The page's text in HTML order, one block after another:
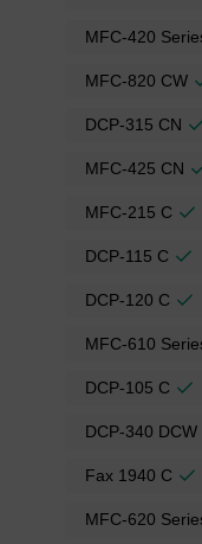
MFC-420
MFC-820 CW
DCP-315 CN
MFC-425 CN
MFC-215 C
DCP-115 C
DCP-120 C
MFC-610
DCP-105 C
DCP-340 DCW
Fax 1940 C
MFC-620